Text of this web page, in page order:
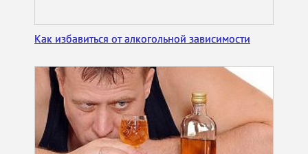
Как избавиться от алкогольной зависимости